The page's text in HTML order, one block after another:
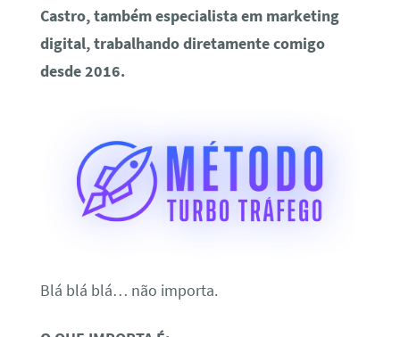
Castro, também especialista em marketing
digital, trabalhando diretamente comigo
desde 2016.
Blá blá blá… não importa.